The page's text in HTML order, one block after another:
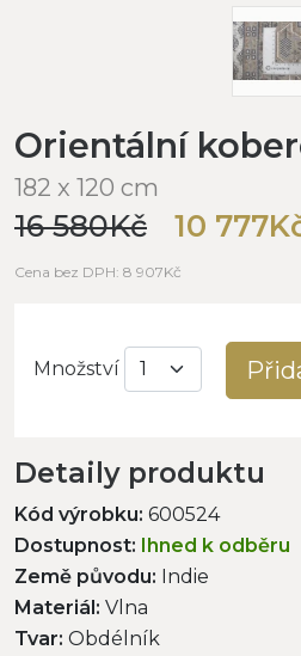
Orientální
182 x 120 cm
16 580Kč 10
Cena bez DPH: 8 907Kč
Množství
Detaily produktu
Kód výrobku: 600524
Dostupnost: Ihned k odběru
Země původu: Indie
Materiál: Vlna
Tvar: Obdélník